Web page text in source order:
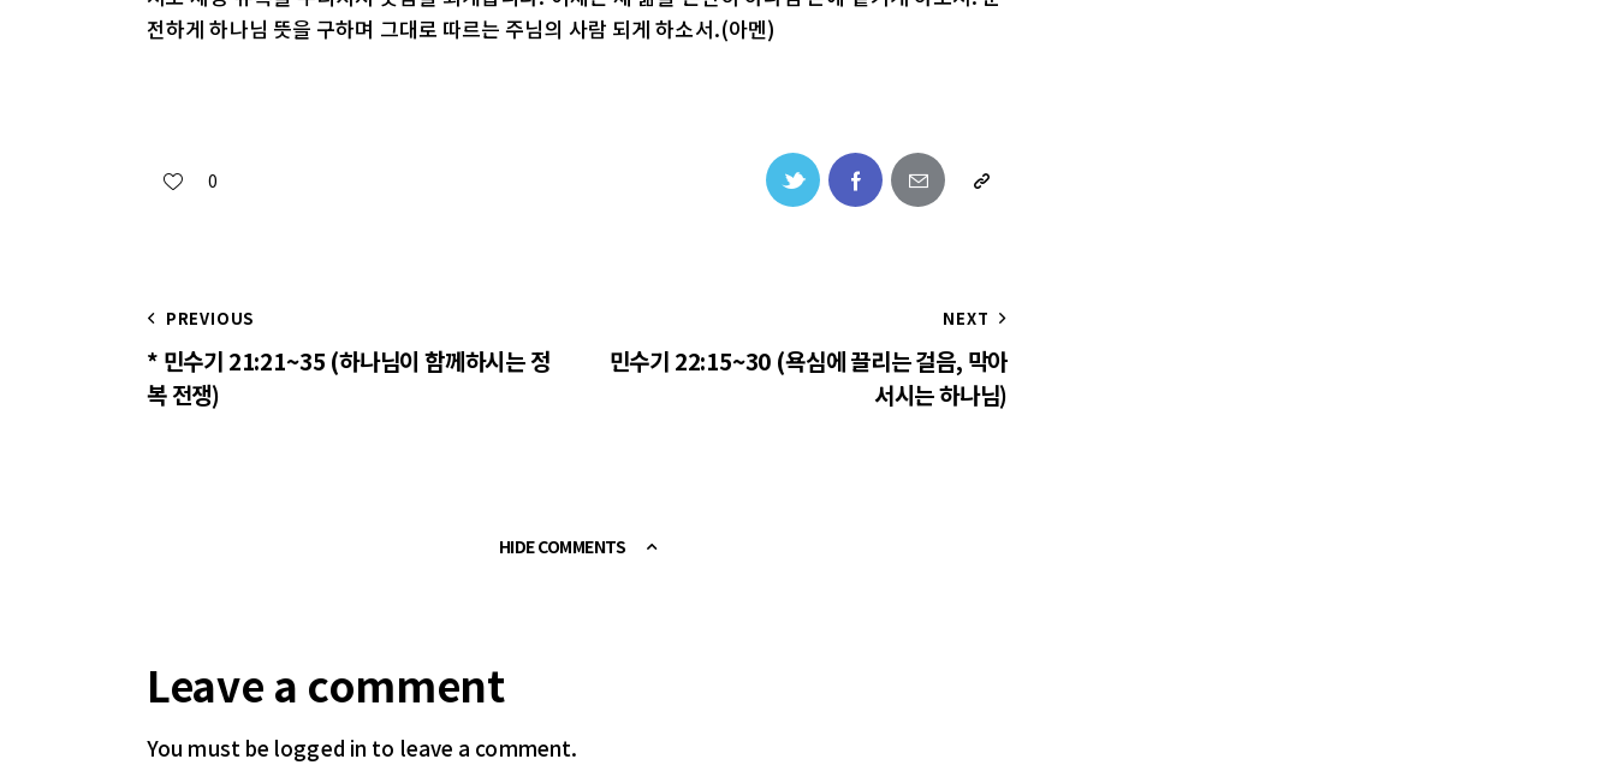
전하게 하나님 뜻을 구하며 그대로 따르는 주님의 사람 되게 하소서.(아멘)
0
PREVIOUS
* 민수기 21:21~35 (하나님이 함께하시는 정
복 전쟁)
NEXT
민수기 22:15~30 (욕심에 끌리는 걸음, 막아
서시는 하나님)
HIDE COMMENTS
Leave a comment
You must be logged in to leave a comment.